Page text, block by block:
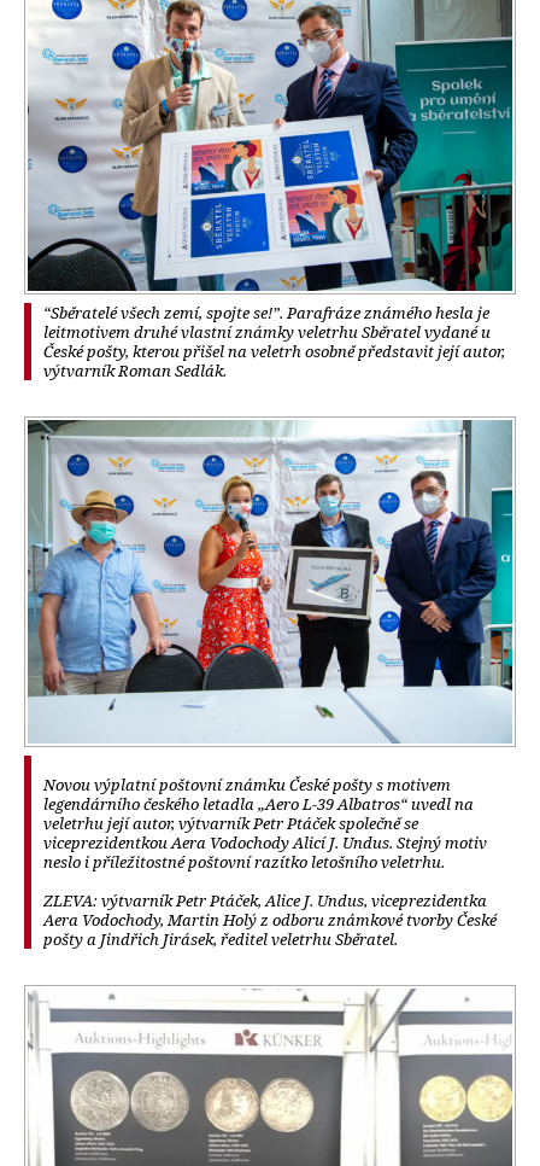
“Sběratelé všech zemí, spojte se!”. Parafráze známého hesla je
leitmotivem druhé vlastní známky veletrhu Sběratel vydané u
České pošty, kterou přišel na veletrh osobně představit její autor,
výtvarník Roman Sedlák.
Novou výplatní poštovní známku České pošty s motivem
legendárního českého letadla „Aero L-39 Albatros“ uvedl na
veletrhu její autor, výtvarník Petr Ptáček společně se
viceprezidentkou Aera Vodochody Alicí J. Undus. Stejný motiv
neslo i příležitostné poštovní razítko letošního veletrhu.
ZLEVA: výtvarník Petr Ptáček, Alice J. Undus, viceprezidentka
Aera Vodochody, Martin Holý z odboru známkové tvorby České
pošty a Jindřich Jirásek, ředitel veletrhu Sběratel.